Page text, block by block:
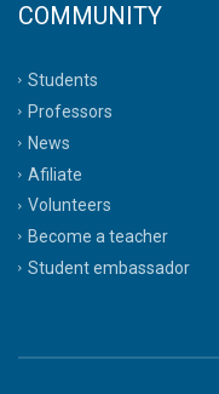
COMMUNITY
Students
Professors
News
Afiliate
Volunteers
Become a teacher
Student embassador